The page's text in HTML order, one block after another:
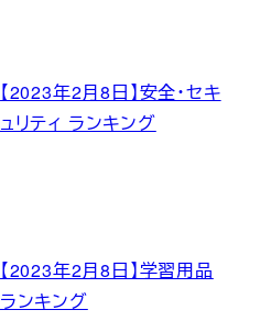
【2023年2月8日】安全・セキ
ュリティ ランキング
【2023年2月8日】学習用品
ランキング